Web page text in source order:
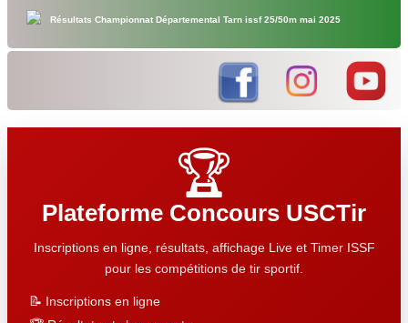
Résultats Championnat Départemental Tarn issf 25/50m mai 2025
🏆
Plateforme Concours USCTir
Inscriptions en ligne, résultats, affichage Live et Timer ISSF
pour les compétitions de tir sportif.
📝 Inscriptions en ligne